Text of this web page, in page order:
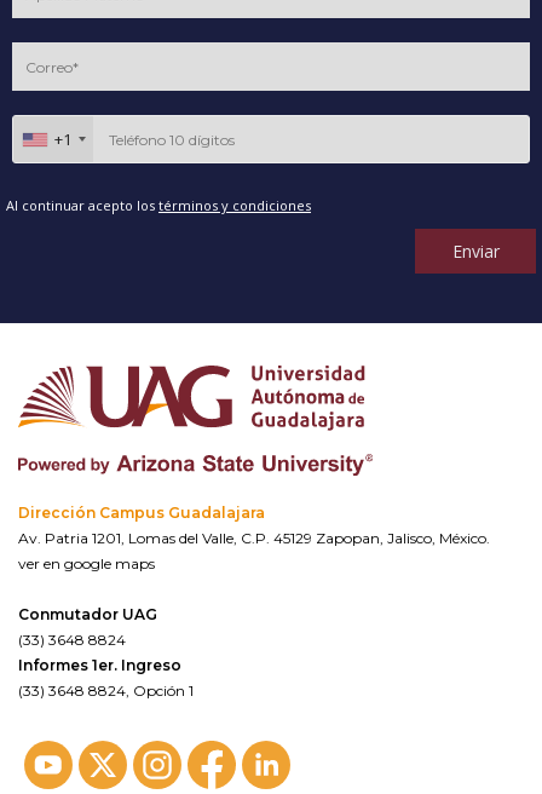
+1
Al continuar acepto los términos y condiciones
Enviar
Dirección Campus Guadalajara
Av. Patria 1201, Lomas del Valle, C.P. 45129 Zapopan, Jalisco, México.
ver en google maps
Conmutador UAG
(33) 3648 8824
Informes 1er. Ingreso
(33) 3648 8824, Opción 1